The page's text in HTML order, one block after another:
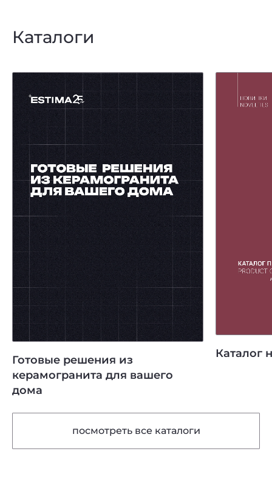
Каталоги
Готовые решения из
керамогранита для вашего
дома
Каталог
посмотреть все каталоги